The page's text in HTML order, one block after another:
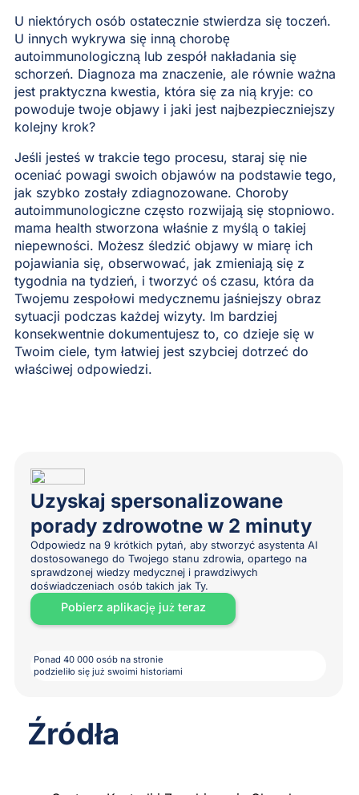
U niektórych osób ostatecznie stwierdza się toczeń.
U innych wykrywa się inną chorobę
autoimmunologiczną lub zespół nakładania się
schorzeń. Diagnoza ma znaczenie, ale równie ważna
jest praktyczna kwestia, która się za nią kryje: co
powoduje twoje objawy i jaki jest najbezpieczniejszy
kolejny krok?
Jeśli jesteś w trakcie tego procesu, staraj się nie
oceniać powagi swoich objawów na podstawie tego,
jak szybko zostały zdiagnozowane. Choroby
autoimmunologiczne często rozwijają się stopniowo.
mama health stworzona właśnie z myślą o takiej
niepewności. Możesz śledzić objawy w miarę ich
pojawiania się, obserwować, jak zmieniają się z
tygodnia na tydzień, i tworzyć oś czasu, która da
Twojemu zespołowi medycznemu jaśniejszy obraz
sytuacji podczas każdej wizyty. Im bardziej
konsekwentnie dokumentujesz to, co dzieje się w
Twoim ciele, tym łatwiej jest szybciej dotrzeć do
właściwej odpowiedzi.
Uzyskaj spersonalizowane
porady zdrowotne w 2 minuty
Odpowiedz na 9 krótkich pytań, aby stworzyć asystenta AI
dostosowanego do Twojego stanu zdrowia, opartego na
sprawdzonej wiedzy medycznej i prawdziwych
doświadczeniach osób takich jak Ty.
Pobierz aplikację już teraz
Ponad 40 000 osób na stronie
podzieliło się już swoimi historiami
Źródła